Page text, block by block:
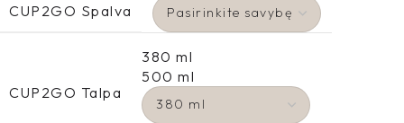
CUP2GO Spalva
CUP2GO Talpa
380 ml
500 ml